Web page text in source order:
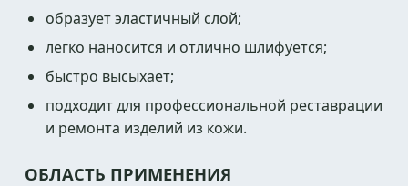
образует эластичный слой;
легко наносится и отлично шлифуется;
быстро высыхает;
подходит для профессиональной реставрации
и ремонта изделий из кожи.
ОБЛАСТЬ ПРИМЕНЕНИЯ